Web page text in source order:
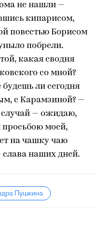
не нашли —
кипарисом,
повестью Борисом
побрели.
какая сводня
со мной?
ли сегодня
с Карамзиной? —
— ожидаю,
просьбою моей,
на чашку чаю
слава наших дней.
Пушкина